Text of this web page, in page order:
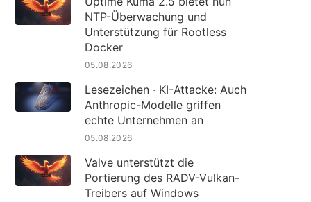
NTP-Überwachung und
Unterstützung für Rootless
Docker
05.08.2026
Lesezeichen · KI-Attacke: Auch
Anthropic-Modelle griffen
echte Unternehmen an
05.08.2026
Valve unterstützt die
Portierung des RADV-Vulkan-
Treibers auf Windows